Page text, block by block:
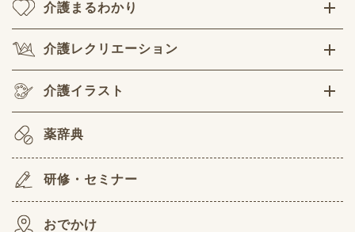
介護まるわかり
介護レクリエーション
介護イラスト
薬辞典
研修・セミナー
おでかけ